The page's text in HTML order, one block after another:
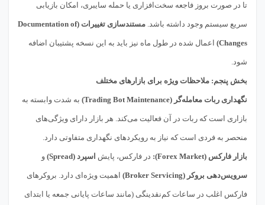
تا در صورت بروز فاجعه سخت‌افزاری یا حمله سایبری، امکان بازیابی
سریع سیستم وجود داشته باشد. مستندسازی تغییرات (Documentation of
Changes) اعمال شده در طول ماه نیز باید به این نسخه پشتیبان اضافه
شود.
بخش پنجم: ملاحظات ویژه برای بازارهای مختلف
نگهداری ربات معامله‌گر (Trading Bot Maintenance) به شدت وابسته به
بازاری است که ربات در آن فعالیت می‌کند. هر بازار دارای ویژگی‌های
منحصر به فردی است که نیاز به رویکردهای نگهداری متفاوتی دارد.
بازار فارکس (Forex Market): در فارکس، پایش اسپرد (Spread) و
سرویس‌دهی بروکر (Broker Servicing) اهمیت ویژه‌ای دارد. بروکرهای
فارکس اغلب در ساعات کم‌نقدینگی (مانند ساعات پایانی جمعه یا ابتدای